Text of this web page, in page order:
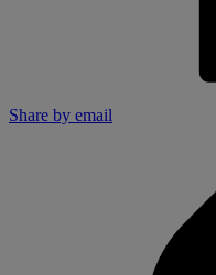
Share by email